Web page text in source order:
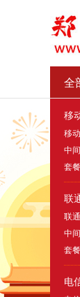
全
移
移
中
套
联
联
中
套
电